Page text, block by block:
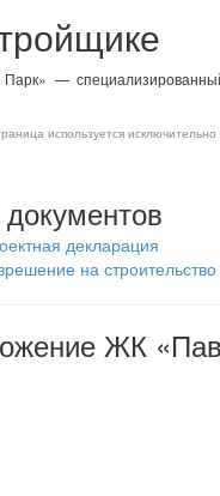
—
используется
декларация
на строительство
ЖК